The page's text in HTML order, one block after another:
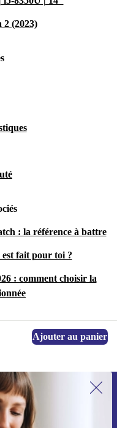
(2023)
: la référence à battre
fait pour toi ?
: comment choisir la
Ajouter au panier
de refurbed